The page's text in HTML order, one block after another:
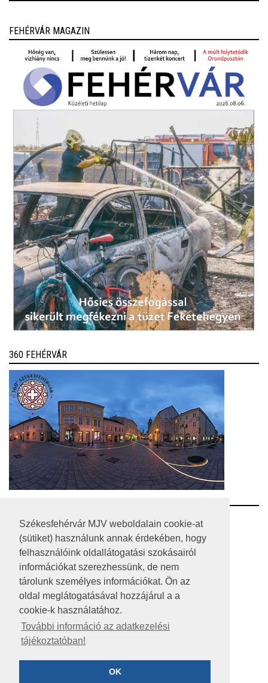
Székesfehérvár MJV weboldalain cookie-at
(sütiket) használunk annak érdekében, hogy
felhasználóink oldallátogatási szokásairól
információkat szerezhessünk, de nem
tárolunk személyes információkat. Ön az
oldal meglátogatásával hozzájárul a a
cookie-k használatához.
További információ az adatkezelési
tájékoztatóban!
OK
FEHÉRVÁR MAGAZIN
360 FEHÉRVÁR
RSS
A HONLAP 2017.03.31-I ÁLLAPOTA
JOGI NYILATKOZAT
IMPRESSZUM
KÖZÉRDEKŰ ADATOK